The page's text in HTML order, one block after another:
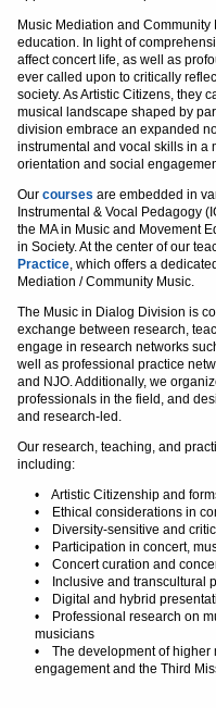
Music Mediation and
education. In light of
affect concert life, as well as
ever called upon to critically
society. As Artistic Citizens, they
musical landscape shaped by
division embrace an expanded
instrumental and vocal skills in a
orientation and social
Our courses are embedded in
Instrumental & Vocal Pedagogy
the MA in Music and Movement
in Society. At the center of our
Practice, which offers a
Mediation / Community Music.
The Music in Dialog Division is
exchange between research,
engage in research networks
well as professional practice
and NJO. Additionally, we
professionals in the field, and
and research-led.
Our research, teaching, and
including:
• Artistic Citizenship and
• Ethical considerations in
• Diversity-sensitive and
• Participation in concert,
• Concert curation and
• Inclusive and transcultural
• Digital and hybrid
• Professional research on
musicians
• The development of higher
engagement and the Third